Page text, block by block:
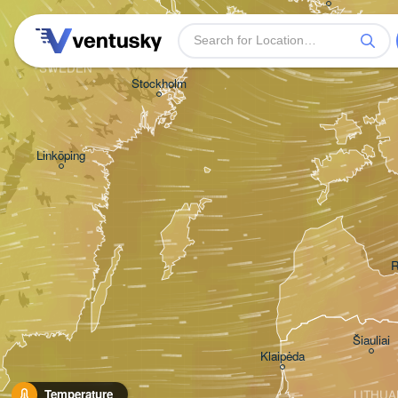
Temperature
Stockholm
Linköping
SWEDEN
Klaipėda
Šiauliai